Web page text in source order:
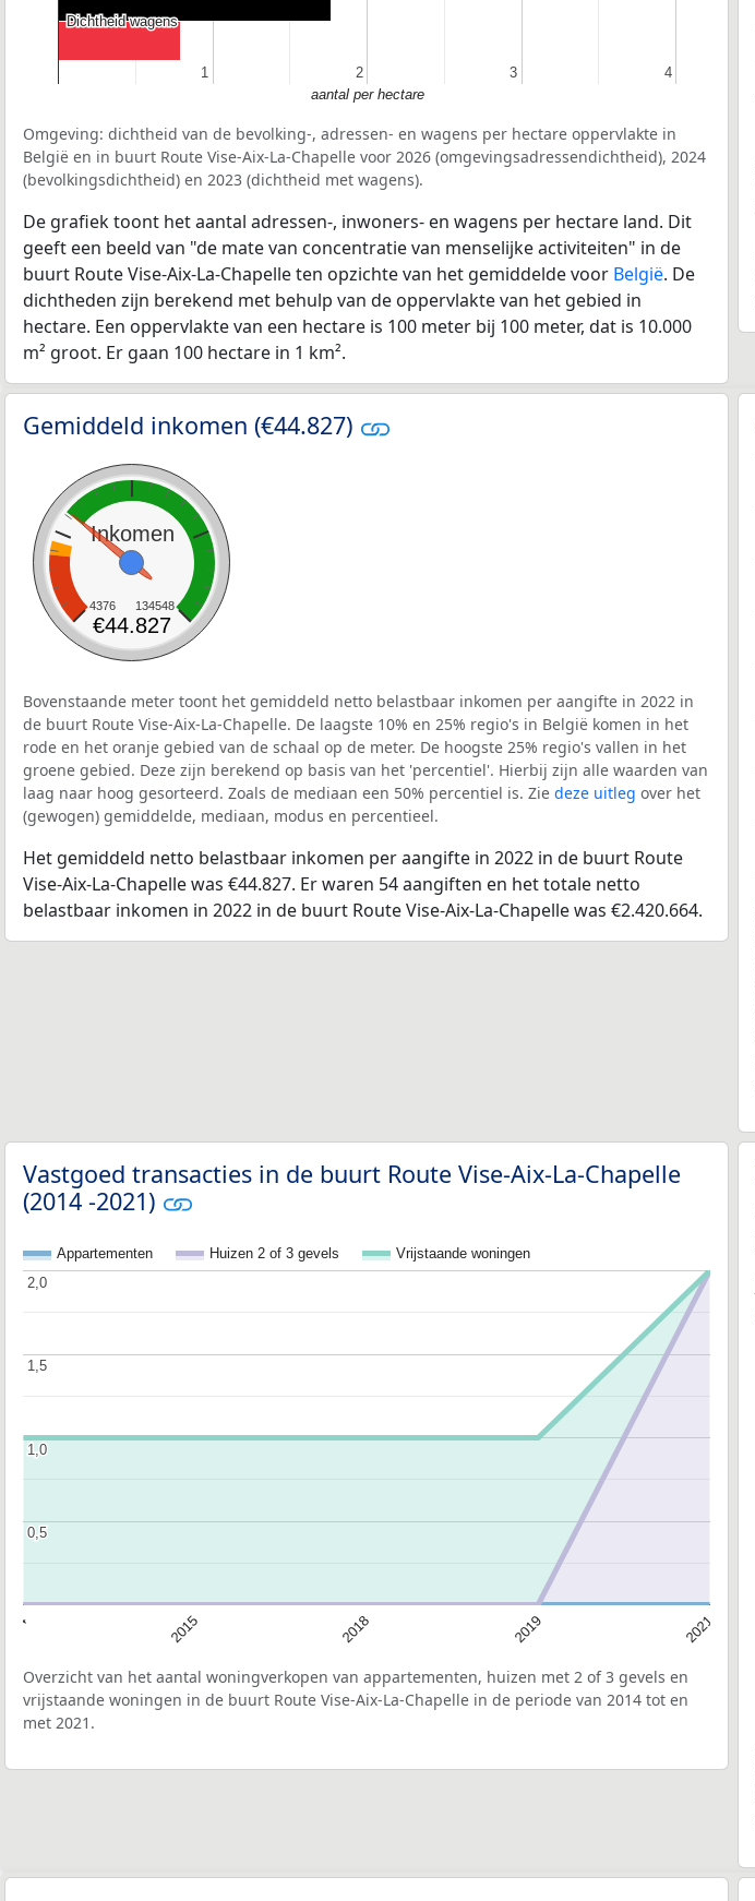
1
1 2
2 3
3 4
4
Dichtheid wagens
Dichtheid wagens
aantal per hectare
Omgeving: dichtheid van de bevolking-, adressen- en wagens per hectare oppervlakte in
België en in buurt Route Vise-Aix-La-Chapelle voor 2026 (omgevingsadressendichtheid), 2024
(bevolkingsdichtheid) en 2023 (dichtheid met wagens).
De grafiek toont het aantal adressen-, inwoners- en wagens per hectare land. Dit
geeft een beeld van "de mate van concentratie van menselijke activiteiten" in de
buurt Route Vise-Aix-La-Chapelle ten opzichte van het gemiddelde voor België. De
dichtheden zijn berekend met behulp van de oppervlakte van het gebied in
hectare. Een oppervlakte van een hectare is 100 meter bij 100 meter, dat is 10.000
m² groot. Er gaan 100 hectare in 1 km².
Gemiddeld inkomen (€44.827)
Inkomen
4376 134548
€44.827
Bovenstaande meter toont het gemiddeld netto belastbaar inkomen per aangifte in 2022 in
de buurt Route Vise-Aix-La-Chapelle. De laagste 10% en 25% regio's in België komen in het
rode en het oranje gebied van de schaal op de meter. De hoogste 25% regio's vallen in het
groene gebied. Deze zijn berekend op basis van het 'percentiel'. Hierbij zijn alle waarden van
laag naar hoog gesorteerd. Zoals de mediaan een 50% percentiel is. Zie deze uitleg over het
(gewogen) gemiddelde, mediaan, modus en percentieel.
Het gemiddeld netto belastbaar inkomen per aangifte in 2022 in de buurt Route
Vise-Aix-La-Chapelle was €44.827. Er waren 54 aangiften en het totale netto
belastbaar inkomen in 2022 in de buurt Route Vise-Aix-La-Chapelle was €2.420.664.
Vastgoed transacties in de buurt Route Vise-Aix-La-Chapelle
(2014 -2021)
Appartementen Huizen 2 of 3 gevels Vrijstaande woningen
2015 2018 2019 2021
0,5
0,5
1,0
1,0
1,5
1,5
2,0
2,0
Overzicht van het aantal woningverkopen van appartementen, huizen met 2 of 3 gevels en
vrijstaande woningen in de buurt Route Vise-Aix-La-Chapelle in de periode van 2014 tot en
met 2021.